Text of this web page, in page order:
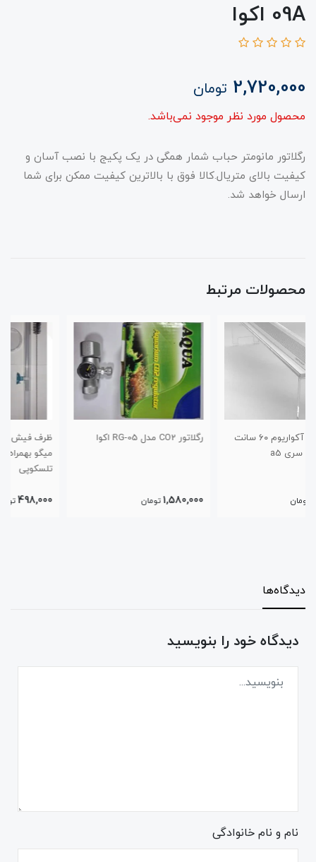
09A اکوا
2,720,000 تومان
محصول مورد نظر موجود نمی‌باشد.
رگلاتور مانومتر حباب شمار همگی در یک پکیج با نصب آسان و
کیفیت بالای متریال.کالا فوق با بالاترین کیفیت ممکن برای شما
ارسال خواهد شد.
محصولات مرتبط
رگلاتور CO2 مدل RG-05 اکوا
1,580,000
ظرف فیش دیش غذای ماهی و
میگو بهمراه لوله شیشه ای
498,000
دیدگاه‌ها
دیدگاه خود را بنویسید
نام و نام خانوادگی